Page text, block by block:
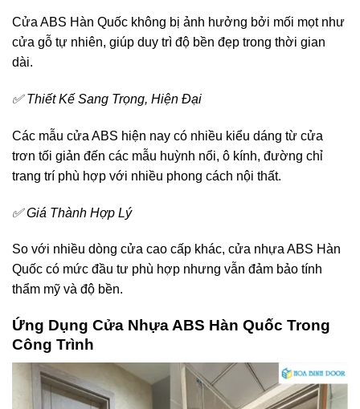
Cửa ABS Hàn Quốc không bị ảnh hưởng bởi mối mọt như
cửa gỗ tự nhiên, giúp duy trì độ bền đẹp trong thời gian
dài.
✅ Thiết Kế Sang Trọng, Hiện Đại
Các mẫu cửa ABS hiện nay có nhiều kiểu dáng từ cửa
trơn tối giản đến các mẫu huỳnh nổi, ô kính, đường chỉ
trang trí phù hợp với nhiều phong cách nội thất.
✅ Giá Thành Hợp Lý
So với nhiều dòng cửa cao cấp khác, cửa nhựa ABS Hàn
Quốc có mức đầu tư phù hợp nhưng vẫn đảm bảo tính
thẩm mỹ và độ bền.
Ứng Dụng Cửa Nhựa ABS Hàn Quốc Trong
Công Trình